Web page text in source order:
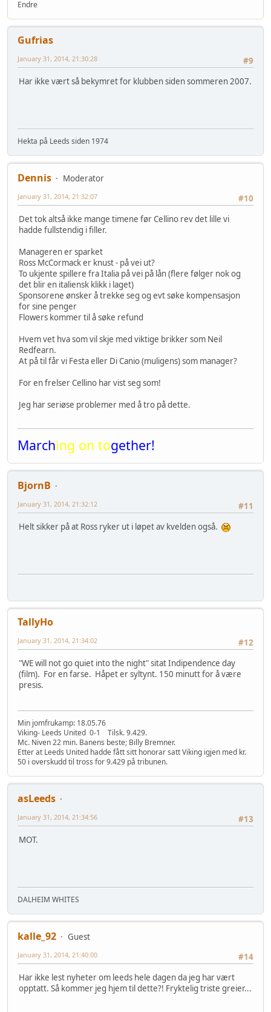
Endre
Gufrias
#9
January 31, 2014, 21:30:28
Har ikke vært så bekymret for klubben siden sommeren 2007.
Hekta på Leeds siden 1974
Dennis
Moderator
#10
January 31, 2014, 21:32:07
Det tok altså ikke mange timene før Cellino rev det lille vi
hadde fullstendig i filler.
Manageren er sparket
Ross McCormack er knust - på vei ut?
To ukjente spillere fra Italia på vei på lån (flere følger nok og
det blir en italiensk klikk i laget)
Sponsorene ønsker å trekke seg og evt søke kompensasjon
for sine penger
Flowers kommer til å søke refund
Hvem vet hva som vil skje med viktige brikker som Neil
Redfearn.
At på til får vi Festa eller Di Canio (muligens) som manager?
For en frelser Cellino har vist seg som!
Jeg har seriøse problemer med å tro på dette.
Marching on together!
BjornB
#11
January 31, 2014, 21:32:12
Helt sikker på at Ross ryker ut i løpet av kvelden også.
TallyHo
#12
January 31, 2014, 21:34:02
"WE will not go quiet into the night" sitat Indipendence day
(film). For en farse. Håpet er syltynt. 150 minutt for å være
presis.
Min jomfrukamp: 18.05.76
Viking- Leeds United 0-1 Tilsk. 9.429.
Mc. Niven 22 min. Banens beste; Billy Bremner.
Etter at Leeds United hadde fått sitt honorar satt Viking igjen med kr.
50 i overskudd til tross for 9.429 på tribunen.
asLeeds
#13
January 31, 2014, 21:34:56
MOT.
DALHEIM WHITES
kalle_92
Guest
#14
January 31, 2014, 21:40:00
Har ikke lest nyheter om leeds hele dagen da jeg har vært
opptatt. Så kommer jeg hjem til dette?! Fryktelig triste greier...